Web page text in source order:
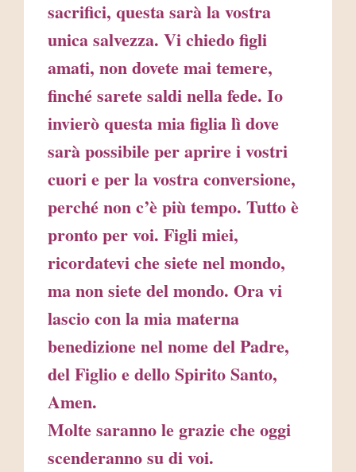
sacrifici, questa sarà la vostra
unica salvezza. Vi chiedo figli
amati, non dovete mai temere,
finché sarete saldi nella fede. Io
invierò questa mia figlia lì dove
sarà possibile per aprire i vostri
cuori e per la vostra conversione,
perché non c’è più tempo. Tutto è
pronto per voi. Figli miei,
ricordatevi che siete nel mondo,
ma non siete del mondo. Ora vi
lascio con la mia materna
benedizione nel nome del Padre,
del Figlio e dello Spirito Santo,
Amen.
Molte saranno le grazie che oggi
scenderanno su di voi.